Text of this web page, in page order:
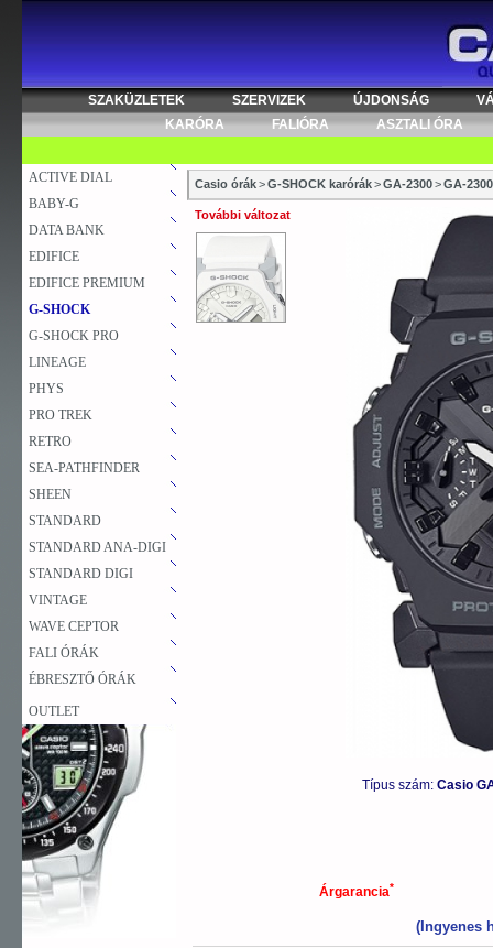
SZAKÜZLETEK SZERVIZEK ÚJDONSÁG
KARÓRA
FALIÓRA ASZTALI ÓRA
ACTIVE DIAL
BABY-G
DATA BANK
EDIFICE
EDIFICE PREMIUM
G-SHOCK
G-SHOCK PRO
LINEAGE
PHYS
PRO TREK
RETRO
SEA-PATHFINDER
SHEEN
STANDARD
STANDARD ANA-DIGI
STANDARD DIGI
VINTAGE
WAVE CEPTOR
FALI ÓRÁK
ÉBRESZTŐ ÓRÁK
OUTLET
Casio órák>G-SHOCK karórák>GA-2300>GA-
További változat
Típus szám: Casio
Árgarancia*
(Ingyenes